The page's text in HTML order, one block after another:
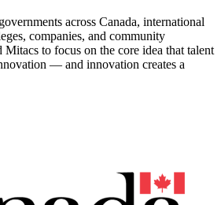
across Canada, international
companies, and community
Mitacs to focus on the core idea that talent
— and innovation creates a